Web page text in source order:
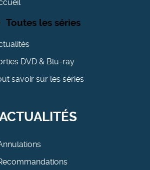
Toutes les séries
DVD & Blu-ray
savoir sur les séries